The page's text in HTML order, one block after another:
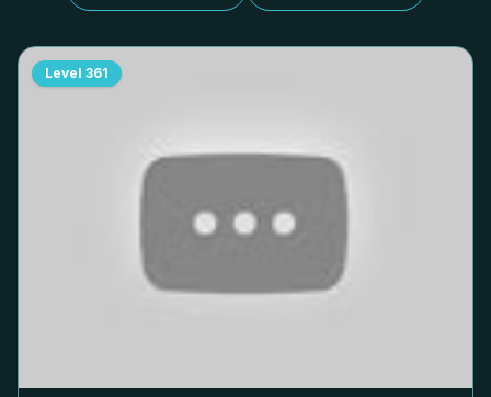
Level 361